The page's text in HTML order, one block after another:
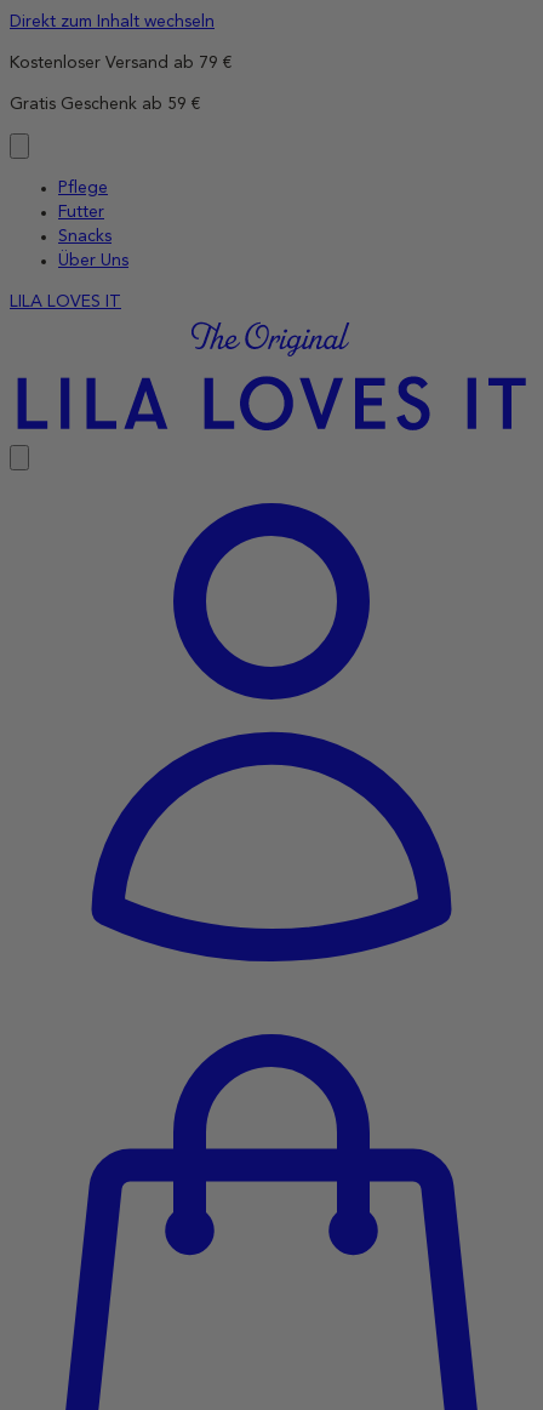
Direkt zum Inhalt wechseln
Kostenloser Versand ab 79 €
Gratis Geschenk ab 59 €
Pflege
Futter
Snacks
Über Uns
LILA LOVES IT